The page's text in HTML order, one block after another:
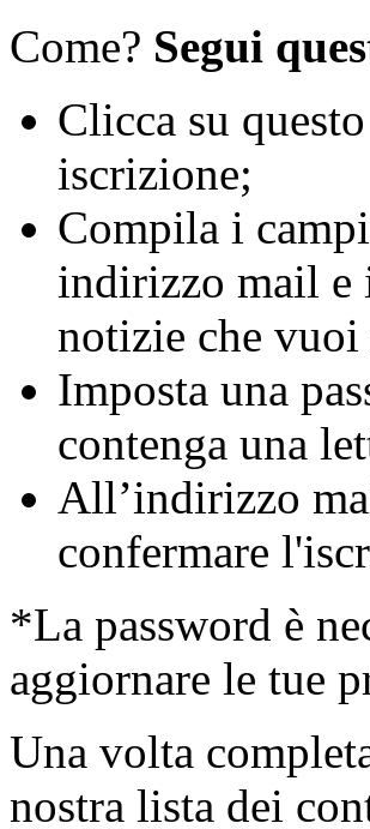
Come? Segui
Clicca su
iscrizione;
Compila i
indirizzo mail e
notizie che
Imposta una
contenga una
All’indirizzo
confermare
*La password è
aggiornare le tue
Una volta
nostra lista dei